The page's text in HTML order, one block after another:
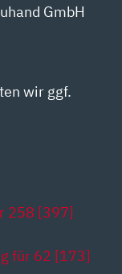
GmbH
wir ggf.
258 [397]
für 62 [173]